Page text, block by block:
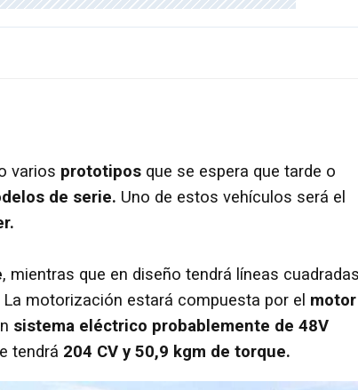
varios prototipos que se espera que tarde o
de serie. Uno de estos vehículos será el
, mientras que en diseño tendrá líneas
motorización estará compuesta por el motor
sistema eléctrico probablemente de 48V
tendrá 204 CV y ​​50,9 kgm de torque.